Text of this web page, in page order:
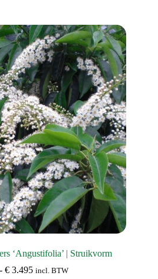
‘Angustifolia’ | Struikvorm
- €3.495Prijsklasse:
incl. BTW